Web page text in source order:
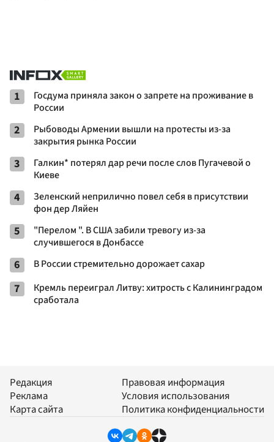
1
Госдума приняла закон о запрете на проживание в
России
2
Рыбоводы Армении вышли на протесты из-за
закрытия рынка России
3
Галкин* потерял дар речи после слов Пугачевой о
Киеве
4
Зеленский неприлично повел cебя в присутствии
фон дер Ляйен
5
"Перелом ". В США забили тревогу из-за
случившегося в Донбассе
6 В России стремительно дорожает сахар
7
Кремль переиграл Литву: хитрость с Калининградом
сработала
Редакция
Реклама
Карта сайта
Правовая информация
Условия использования
Политика конфиденциальности